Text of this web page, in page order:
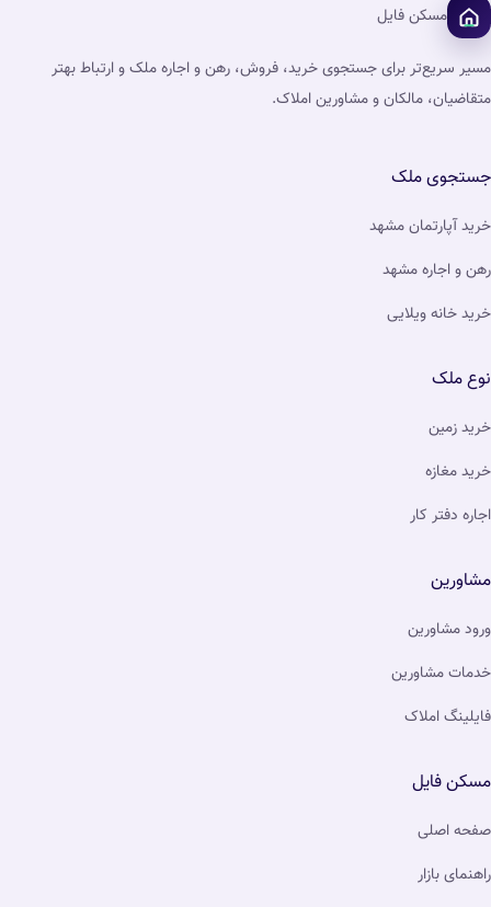
مسکن فایل
مسیر سریع‌تر برای جستجوی خرید، فروش، رهن و اجاره ملک و ارتباط بهتر
متقاضیان، مالکان و مشاورین املاک.
جستجوی ملک
خرید آپارتمان مشهد
رهن و اجاره مشهد
خرید خانه ویلایی
نوع ملک
خرید زمین
خرید مغازه
اجاره دفتر کار
مشاورین
ورود مشاورین
خدمات مشاورین
فایلینگ املاک
مسکن فایل
صفحه اصلی
راهنمای بازار